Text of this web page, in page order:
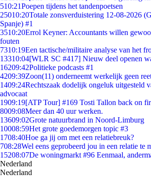
510:21Poepen tijdens het tandenpoetsen
25010:20Totale zonsverduistering 12-08-2026
Spanje) #1
3510:20Errol Keyner: Accountants willen
fouten
7310:19Een tactische/militaire analyse van het
13310:04[WLR SC #417] Nieuw deel openen
16209:42Politieke podcasts #1
4209:39Zoon(11) onderneemt werkelijk geen
1409:24Rechtszaak dodelijk ongeluk uitgesteld
advocaat
1909:19[ATP Tour] #169 Tosti Tallon back on
8009:08Meer dan 40 uur werken.
13609:02Grote natuurbrand in Noord-Limburg
10008:59Het grote goedemorgen topic #3
1708:40Hoe ga jij om met een relatiebreuk?
708:28Wel eens geprobeerd jou in een relatie te
15208:07De woningmarkt #96 Eenmaal,
Nederland
Nederland